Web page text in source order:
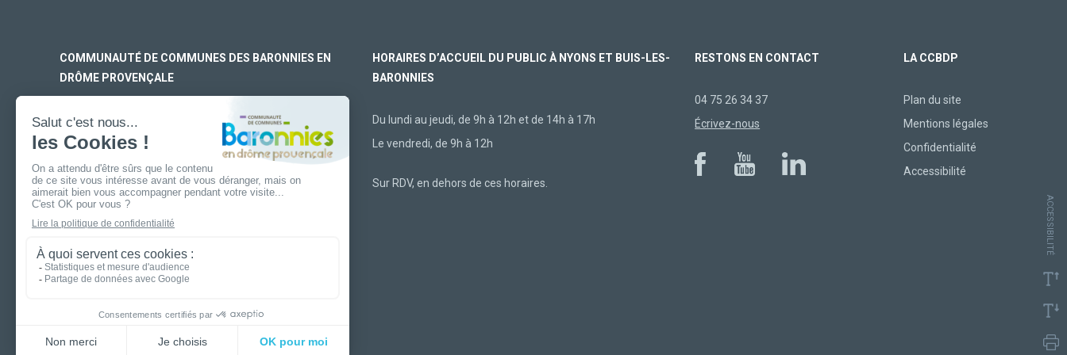
COMMUNAUTÉ DE COMMUNES DES BARONNIES EN
DRÔME PROVENÇALE
SIÈGE SOCIAL
170 rue Ferdinand Fert
Les Laurons – CS 30005
26110 Nyons
ANTENNE DE BUIS-LES-BARONNIES
19 boulevard Aristide Briand
26170 Buis-Les-Baronnies
HORAIRES D’ACCUEIL DU PUBLIC À NYONS ET BUIS-LES-
BARONNIES
Du lundi au jeudi, de 9h à 12h et de 14h à 17h
Le vendredi, de 9h à 12h
Sur RDV, en dehors de ces horaires.
RESTONS EN CONTACT
04 75 26 34 37
Écrivez-nous
LA CCBDP
Plan du site
Mentions légales
Confidentialité
Accessibilité
ACCESSIBILITÉ